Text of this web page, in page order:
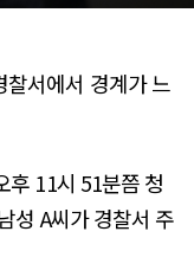
찰서에서 경계가 느
후 11시 51분쯤 청
성 A씨가 경찰서 주